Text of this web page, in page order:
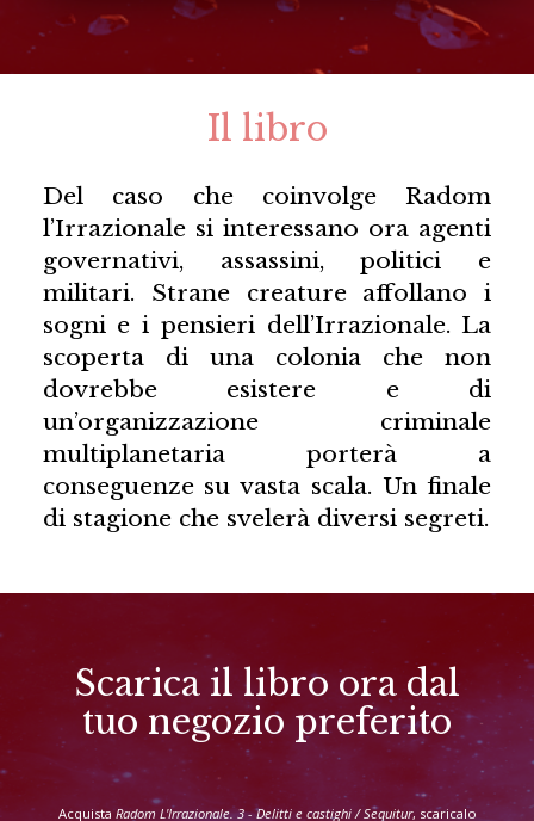
Il libro
Del caso che coinvolge Radom
l’Irrazionale si interessano ora agenti
governativi, assassini, politici e
militari. Strane creature affollano i
sogni e i pensieri dell’Irrazionale. La
scoperta di una colonia che non
dovrebbe esistere e di
un’organizzazione criminale
multiplanetaria porterà a
conseguenze su vasta scala. Un finale
di stagione che svelerà diversi segreti.
Scarica il libro ora dal
tuo negozio preferito
Acquista Radom L'Irrazionale. 3 - Delitti e castighi / Sequitur, scaricalo